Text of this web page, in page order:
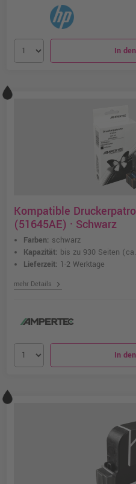
In
Kompatible
(51645AE) · Schwarz
Farben: schwarz
Kapazität: bis zu 930 Seiten
Lieferzeit: 1-2 Werktage
mehr Details chevron_right
In